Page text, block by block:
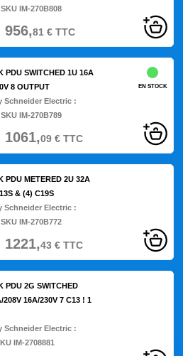
IM-270B808
956,81 €TTC
PDU SWITCHED 1U 16A
8 OUTPUT
Schneider Electric :
IM-270B789
EN STOCK
1061,09€TTC
PDU METERED 2U 32A
& (4) C19S
Schneider Electric :
IM-270B772
1221,43€TTC
PDU 2G SWITCHED
208V 16A/230V 7 C13 ! 1
Schneider Electric :
IM-2708881